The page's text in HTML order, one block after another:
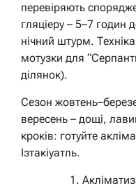
перевіряють
гляціеру – 5–7 годин
нічний штурм.
мотузки для
ділянок).
Сезон
вересень – дощі,
кроків: готуйте
Ізтакіуатль.